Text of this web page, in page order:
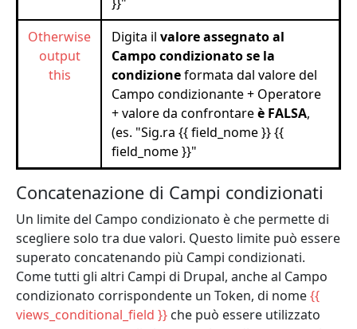
Otherwise
output
this
Digita il valore assegnato al
Campo condizionato se la
condizioneformata dal valore del
Campo condizionante + Operatore
+ valore da confrontareè FALSA,
(es. "Sig.ra {{ field_nome }} {{
field_nome }}"
Concatenazione di Campi condizionati
Un limite del Campo condizionato è che permette di
scegliere solo tra due valori. Questo limite può essere
superato concatenando più Campi condizionati.
Come tutti gli altri Campi di Drupal, anche al Campo
condizionato corrispondente un Token, di nome{{
views_conditional_field }} che può essere utilizzato